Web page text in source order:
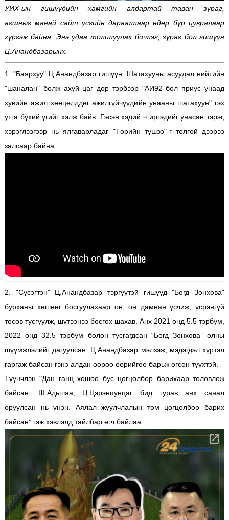
УИХ-ын гишүүдийн хамгийн алдартай таван зураг,
агшныг манай сайт үсгийн дарааллаар өдөр бүр цувралаар
хүргэж байна. Энэ удаа толилуулах бичлэг, зураг бол гишүүн
Ц.Анандбазарынх.
1. "Баярхуу" Ц.Анандбазар гишүүн. Шатахууны асуудал нийтийн
"шаналан" болж ахуй цаг дор тэрбээр "АИ92 бол приус унаад
хувийн ажил хөөцөлддөг ажилгүйчүүдийн унааны шатахуун" гэх
утга бүхий үгийг хэлж байв. Гэсэн хэдий ч иргэдийг унасан тэрэг,
хэрэглээгээр нь ялгаварладаг "Төрийн түшээ"-г толгой дээрээ
залсаар байна.
2. "Сүсэгтэн" Ц.Анандбазар тэргүүтэй гишүүд "Богд Зонхова"
бурханы хөшөөг босгуулахаар он, он дамнан үсчиж, үсрэнгүй
төсөв тусгуулж, шүтээнээ босгох шахав. Анх 2021 онд 5.5 тэрбум,
2022 онд 32.5 тэрбум болон тусгагдсан “Богд Зонхова” олны
шүүмжлэлийг дагуулсан. Ц.Анандбазар мэлзэж, мэдэгдэл хүртэл
гаргаж байсан гэнэ алдан өөрөө өөрийгөө барьж өгсөн түүхтэй.
Түүнчлэн "Дан ганц хөшөө бус цогцолбор барихаар төлөвлөж
байсан. Ш.Адьшаа, Ц.Цэрэнпунцаг бид гурав анх санал
оруулсан нь үнэн. Аялал жуулчлалын том цогцолбор барих
байсан”гэж хэвлэлд тайлбар өгч байлаа.